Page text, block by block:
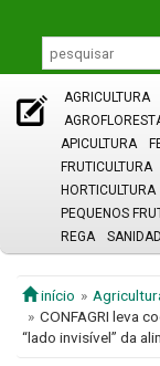
AGRICULTURA
APICULTURA
FRUTICULTURA
HORTICULTURA
PEQUENOS
REGA
início
CONFAGRI leva
“lado invisível” da